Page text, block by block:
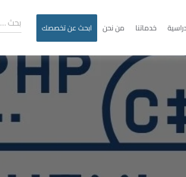
خدماتنا من نحن ابحث عن تخصصك بحث …